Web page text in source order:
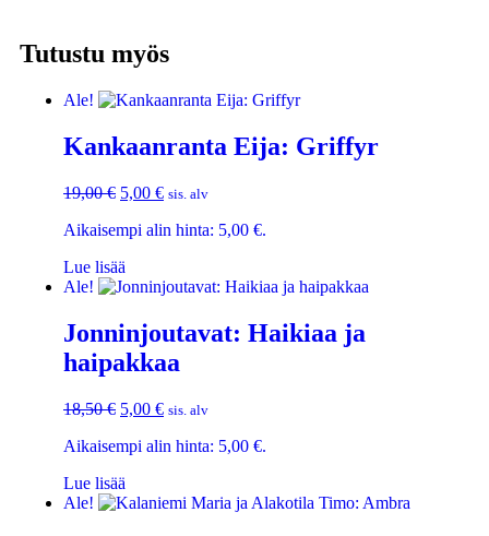
Tutustu myös
Ale!
Kankaanranta Eija: Griffyr
19,00€ 5,00 € sis. alv
Aikaisempi alin hinta: 5,00 €.
Lue lisää
Ale!
Jonninjoutavat: Haikiaa ja
haipakkaa
18,50€ 5,00 € sis. alv
Aikaisempi alin hinta: 5,00 €.
Lue lisää
Ale!